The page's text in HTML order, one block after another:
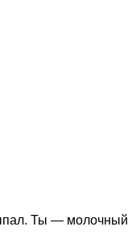
Ты —